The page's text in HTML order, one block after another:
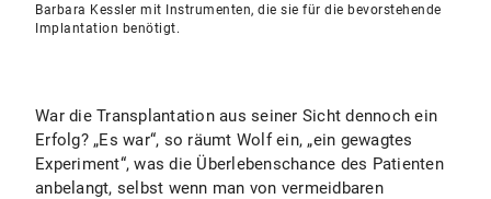
Barbara Kessler mit Instrumenten, die sie für die bevorstehende
Implantation benötigt.
War die Transplantation aus seiner Sicht dennoch ein
Erfolg? „Es war“, so räumt Wolf ein, „ein gewagtes
Experiment“, was die Überlebenschance des Patienten
anbelangt, selbst wenn man von vermeidbaren